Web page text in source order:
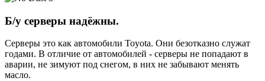
Б/у серверы надёжны.
Серверы это как автомобили Toyota. Они безотказно служат
годами. В отличие от автомобилей - серверы не попадают в
аварии, не зимуют под снегом, в них не забывают менять
масло.